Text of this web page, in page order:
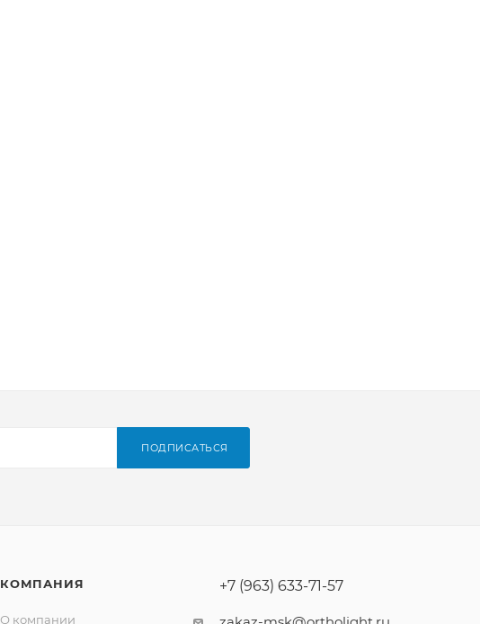
ПОДПИСАТЬСЯ
КОМПАНИЯ
О компании
+7 (963) 633-71-57